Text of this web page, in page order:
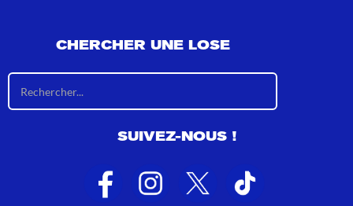
CHERCHER UNE LOSE
s
l
a
t
s
SUIVEZ-NOUS !